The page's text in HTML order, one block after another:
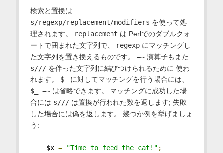
検索と置換は
s/regexp/replacement/modifiers を使って処
理されます。
replacement は Perlでのダブルクォ
ートで囲まれた文字列で、
regexpにマッチングし
た文字列を置き換えるものです。 =~演算子もまた
s///を伴った文字列に結びつけられるために 使わ
れます。 $_
に対してマッチングを行う場合には、
$_ =~ は省略できます。 マッチングに成功した場
合には s///は置換が行われた数を返します; 失敗
した場合には偽を返します。 幾つか例を挙げましょ
う:
$x = "Time to feed the cat!" ;